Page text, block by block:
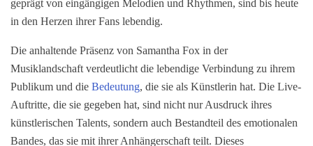
geprägt von eingängigen Melodien und Rhythmen, sind bis heute
in den Herzen ihrer Fans lebendig.
Die anhaltende Präsenz von Samantha Fox in der
Musiklandschaft verdeutlicht die lebendige Verbindung zu ihrem
Publikum und die Bedeutung, die sie als Künstlerin hat. Die Live-
Auftritte, die sie gegeben hat, sind nicht nur Ausdruck ihres
künstlerischen Talents, sondern auch Bestandteil des emotionalen
Bandes, das sie mit ihrer Anhängerschaft teilt. Dieses